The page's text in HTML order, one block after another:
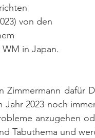
von den
in Japan.
Zimmermann dafür
2023 noch
anzugehen
Tabuthema und